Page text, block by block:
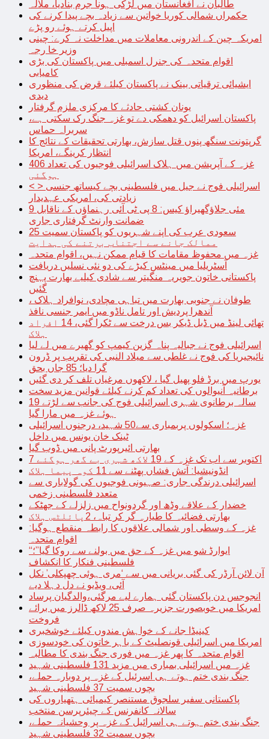
طالبان نے افغانستان میں لڑکی ہونا جرم بنادیا، ملالہ
حکمراں شمالی کوریا خواتین سے زیادہ بچے پیدا کرنے کی
اپیل کرتے ہوئے رو پڑے
امریکہ چین کے اندرونی معاملات میں مداخلت نہ کرے: چینی
وزیر خا رجہ
اقوام متحدہ کی جنرل اسمبلی میں پاکستان کی بڑی
کامیابی
ایشیائی ترقیاتی بینک نے پاکستان کیلئے قرض کی منظوری
دیدی
یونان کشتی حادثے کا مرکزی ملزم گرفتار
پاکستان اسرائیل کو دھمکی دے تو غزہ جنگ رک سکتی ہے،
سربراہ حماس
گرپتونت سنگھ پنوں قتل سازش، بھارتی تحقیقات کے نتائج کا
انتظار کرینگے، امریکا
غزہ کے آپریشن میں ہلاک اسرائیلی فوجیوں کی تعداد 406
ہوگئی
< > اسرائیلی فوج نے جیل میں فلسطینی بچے کیساتھ جنسی
زیادتی کی، امریکی عہدیدار
9 مئی جلاؤگھیراؤ کیس: 8 پی ٹی آئی رہنماؤں کے ناقابل
ضمانت وارنٹ گرفتاری جاری
سعودی عرب کی اپنے شہریوں کو پاکستان سمیت 25
ممالک جانے سے اجتناب برتنے کی ہدایت
غزہ میں محفوظ مقامات کا قیام ممکن نہیں، اقوام متحدہ
آسٹریلیا میں مینٹس کیڑے کی دو نئی نسلیں دریافت
پاکستانی خاتون جویریہ منگیتر سے شادی کیلیے بھارت پہنچ
گئیں
طوفان نے جنوبی بھارت میں تباہی مچادی، نوافراد ہلاک ،
آندھرا پردیش اور تامل ناڈو میں ایمر جنسی نافذ
تھائی لینڈ میں ڈبل ڈیکر بس درخت سے ٹکرا گئی، 14 افراد
ہلاک
اسرائیلی فوج نے جبالیہ پناہ گزین کیمپ کو گھیرے میں لے لیا
نائیجیریا کی فوج نے غلطی سے میلاد النبی کی تقریب پر ڈرون
گرا دیا؛ 85 جاں بحق
یورپ میں برڈ فلو پھیل گیا ، لاکھوں مرغیاں تلف کر دی گئیں
برطانیہ آنیوالوں کی تعداد کم کرنے کیلئے قوانین مزید سخت
19 سالہ برطانوی شہری اسرائیلی فوج کی جانب سے لڑتے
ہوئے غزہ میں مارا گیا
غزہ؛ اسکولوں پربمباری سے50 شہید، درجنوں اسرائیلی
ٹینک خان یونس میں داخل
بھارتی ائیرپورٹ پانی میں ڈوب گیا
7 اکتوبر سے اب تک غزہ کے 19 لاکھ شہری بے گھر ہوگئے
انڈونیشیا: آتش فشاں پھٹنے سے 11 کوہ پیما ہلاک
اسرائیلی درندگی جاری: صہیونی فوجیوں کی گولاباری سے
متعدد فلسطینی زخمی
خضدار کے علاقے وڈھ اور گردونواح میں زلزلے کے جھٹکے
بھارتی فضائیہ کا طیارہ گر کر تباہ، 2پائلٹس ہلاک
غزہ کے وسطی اور شمالی علاقوں کا رابطہ منقطع ہوگیا:
اقوام متحدہ
“ایوارڈ شو میں غزہ کے حق میں بولنے سے روکا گیا”؛
فلسطینی فنکار کا انکشاف
آن لائن آرڈر کی گئی بریانی میں سے ‘مری ہوئی چھپکلی’ نکل
آئی، ویڈیو نے دل دہلا دیے
انجوجس دن پاکستان گئی ہمارے لیے مرگئی،والدگیان پرساد
امریکا میں خوبصورت جزیرہ صرف 25 لاکھ ڈالرز میں برائے
فروخت
کینیڈا جانے کے خواہش مندوں کیلئے خوشخبری
امریکا میں اسرائیلی قونصلیٹ کے باہر خاتون کی خودسوزی
اقوام متحدہ کا پھر غزہ میں فوری جنگ بندی کا مطالبہ
غزہ میں اسرائیلی بمباری میں مزید 131 فلسطینی شہید
جنگ بندی ختم ہوتے ہی اسرئیل کے غزہ پر دوبارہ حملے،
بچوں سمیت 37 فلسطینی شہید
پاکستانی سفیر سلجوق مستنصر کیمیائی ہتھیاروں کی
سالانہ کانفرنس کے چیئرپرسن منتخب
جنگ بندی ختم ہوتے ہی اسرائیل کے غزہ پر وحشیانہ حملے،
بچوں سمیت 32 فلسطینی شہید